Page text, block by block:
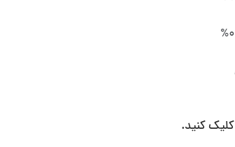
کلیک کنید.